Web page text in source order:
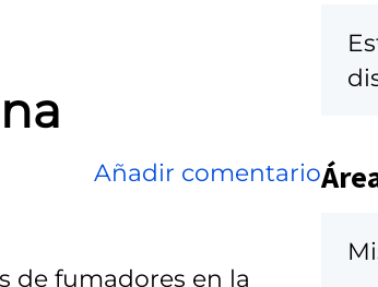
Añadir comentario
de fumadores en la